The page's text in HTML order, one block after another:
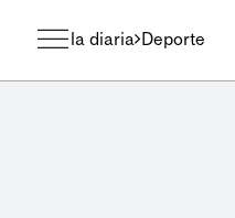
la diaria Deporte